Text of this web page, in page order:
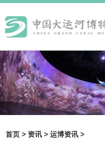
首页 >资讯 >运博资讯 >